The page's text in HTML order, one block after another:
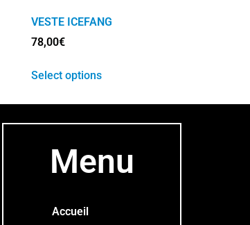
VESTE ICEFANG
78,00€
Select options
Menu
Accueil